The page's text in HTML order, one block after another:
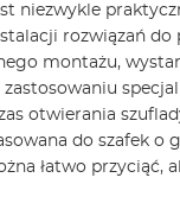
niezwykle
rozwiązań
montażu,
otwierania
do szafek o
łatwo przyciąć,